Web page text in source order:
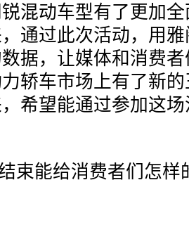
混动车型有了更加
通过此次活动，用
据，让媒体和消费
轿车市场上有了新
希望能通过参加这
能给消费者们怎样